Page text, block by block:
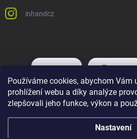
Používáme cookies, abychom Vám
prohlížení webu a díky analýze
zlepšovali jeho funkce, výkon a
Nastavení
inhandcz